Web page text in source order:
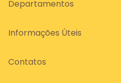
Departamentos
Informações Úteis
Contatos